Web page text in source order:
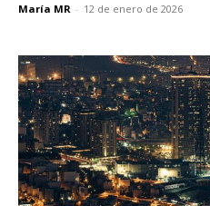
María MR - 12 de enero de 2026